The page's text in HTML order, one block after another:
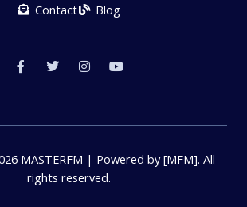
Contact
Blog
c
e
k
f
i s
a
u
MASTERFM | Powered by [MFM]. All
rights reserved.